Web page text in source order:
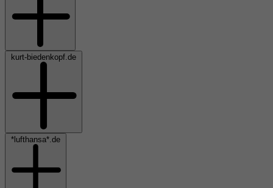
kurt-biedenkopf.de
*lufthansa*.de